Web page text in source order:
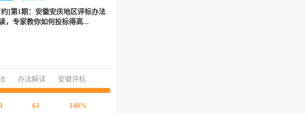
]第1期：安徽安庆地区评标办法
，专家教你如何投标得高...
办法解读 安徽评标
63
140%